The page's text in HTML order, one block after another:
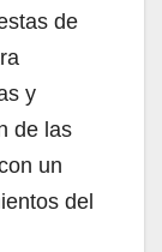
de
y
de las
un
del